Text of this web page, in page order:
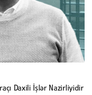
Daxili İşlər Nazirliyidir